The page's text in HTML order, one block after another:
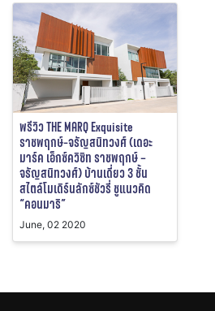
พรีวิว THE MARQ Exquisite
ราชพฤกษ์-จรัญสนิทวงศ์ (เดอะ
มาร์ค เอ็กซ์ควิซิท ราชพฤกษ์ –
จรัญสนิทวงศ์) บ้านเดี่ยว 3 ชั้น
สไตล์โมเดิร์นลักซ์ชัวรี่ ชูแนวคิด
“คอนมาริ”
June, 02 2020